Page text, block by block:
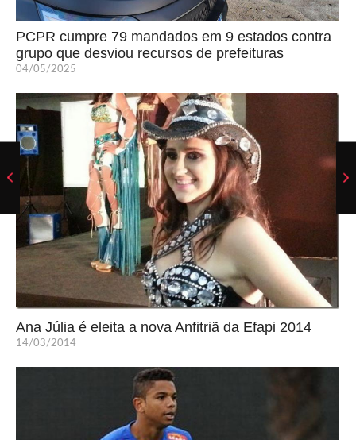
PCPR cumpre 79 mandados em 9 estados contra
grupo que desviou recursos de prefeituras
04/05/2025
Ana Júlia é eleita a nova Anfitriã da Efapi 2014
14/03/2014